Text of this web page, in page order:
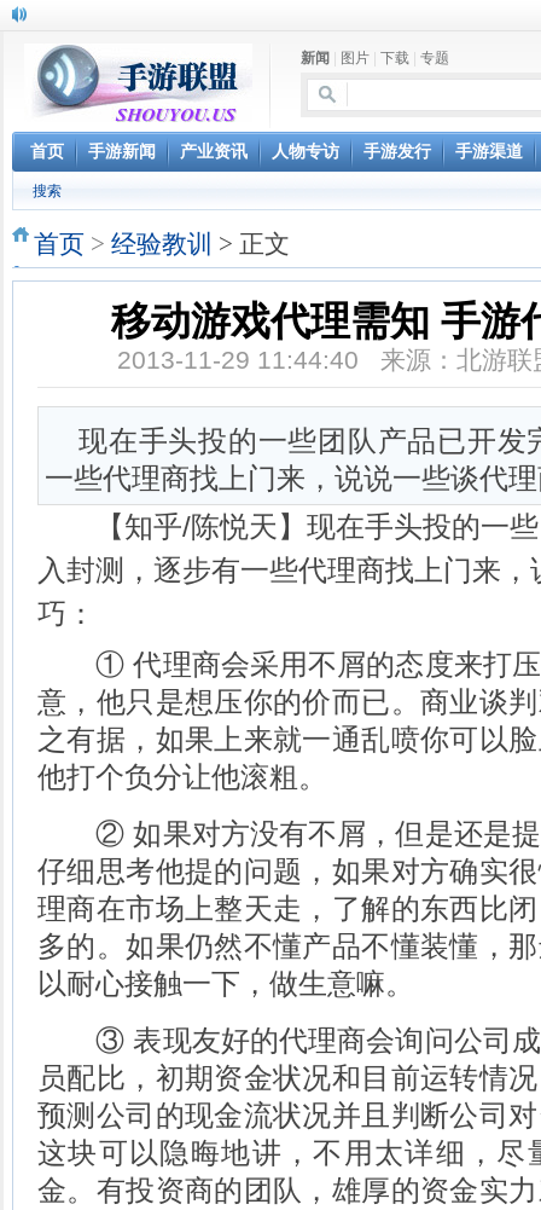
新闻 图片 下载 专题
首页 手游新闻 产业资讯 人物专访 手游发行 手游渠道
搜索
首页 > 经验教训 > 正文
移动游戏代理需知 手游
2013-11-29 11:44:40 来源：北游
现在手头投的一些团队产品已开发
一些代理商找上门来，说说一些谈代
【知乎/陈悦天】现在手头投的一些
入封测，逐步有一些代理商找上门来
巧：
① 代理商会采用不屑的态度来打压
意，他只是想压你的价而已。商业谈
之有据，如果上来就一通乱喷你可以
他打个负分让他滚粗。
② 如果对方没有不屑，但是还是提
仔细思考他提的问题，如果对方确实
理商在市场上整天走，了解的东西比
多的。如果仍然不懂产品不懂装懂，
以耐心接触一下，做生意嘛。
③ 表现友好的代理商会询问公司成
员配比，初期资金状况和目前运转情
预测公司的现金流状况并且判断公司
这块可以隐晦地讲，不用太详细，尽
金。有投资商的团队，雄厚的资金实